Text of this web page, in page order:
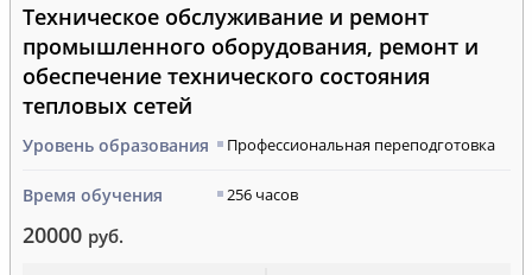
Техническое обслуживание и ремонт
промышленного оборудования, ремонт и
обеспечение технического состояния
тепловых сетей
Уровень образования Профессиональная переподготовка
Время обучения 256 часов
20000 руб.